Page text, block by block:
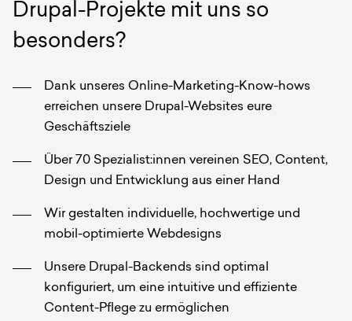
Drupal-Projekte mit uns so
besonders?
Dank unseres Online-Marketing-Know-hows
erreichen unsere Drupal-Websites eure
Geschäftsziele
Über 70 Spezialist:innen vereinen SEO, Content,
Design und Entwicklung aus einer Hand
Wir gestalten individuelle, hochwertige und
mobil-optimierte Webdesigns
Unsere Drupal-Backends sind optimal
konfiguriert, um eine intuitive und effiziente
Content-Pflege zu ermöglichen